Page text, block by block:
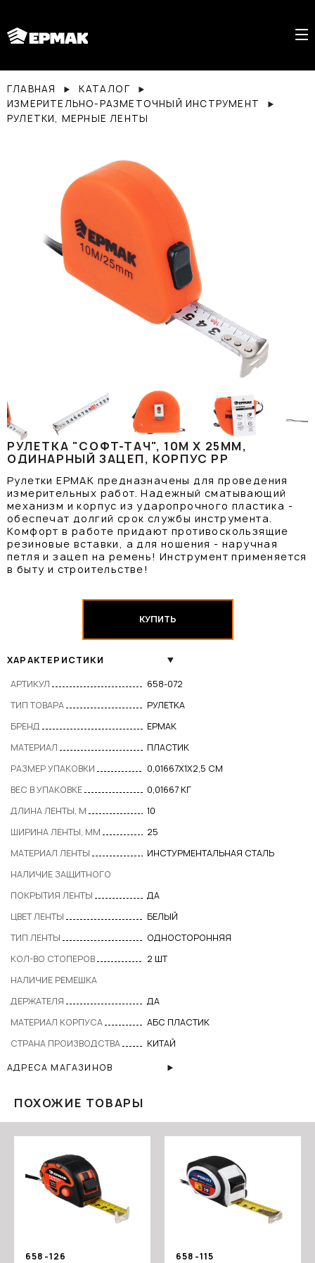
ГЛАВНАЯ
КАТАЛОГ
ИЗМЕРИТЕЛЬНО-РАЗМЕТОЧНЫЙ ИНСТРУМЕНТ
РУЛЕТКИ, МЕРНЫЕ ЛЕНТЫ
РУЛЕТКА "СОФТ-ТАЧ", 10М Х 25ММ,
ОДИНАРНЫЙ ЗАЦЕП, КОРПУС PP
Рулетки ЕРМАК предназначены для проведения
измерительных работ. Надежный сматывающий
механизм и корпус из ударопрочного пластика -
обеспечат долгий срок службы инструмента.
Комфорт в работе придают противоскользящие
резиновые вставки, а для ношения - наручная
петля и зацеп на ремень! Инструмент применяется
в быту и строительстве!
КУПИТЬ
ХАРАКТЕРИСТИКИ
АРТИКУЛ
658-072
ТИП ТОВАРА
РУЛЕТКА
БРЕНД
ЕРМАК
МАТЕРИАЛ
ПЛАСТИК
РАЗМЕР УПАКОВКИ
0,01667X1X2,5 СМ
ВЕС В УПАКОВКЕ
0,01667 КГ
ДЛИНА ЛЕНТЫ, М
10
ШИРИНА ЛЕНТЫ, ММ
25
МАТЕРИАЛ ЛЕНТЫ
ИНСТУРМЕНТАЛЬНАЯ СТАЛЬ
НАЛИЧИЕ ЗАЩИТНОГО
ПОКРЫТИЯ ЛЕНТЫ
ДА
ЦВЕТ ЛЕНТЫ
БЕЛЫЙ
ТИП ЛЕНТЫ
ОДНОСТОРОННЯЯ
КОЛ-ВО СТОПЕРОВ
2 ШТ
НАЛИЧИЕ РЕМЕШКА
ДЕРЖАТЕЛЯ
ДА
МАТЕРИАЛ КОРПУСА
АБС ПЛАСТИК
СТРАНА ПРОИЗВОДСТВА
КИТАЙ
АДРЕСА МАГАЗИНОВ
ПОХОЖИЕ ТОВАРЫ
658-126
658-115